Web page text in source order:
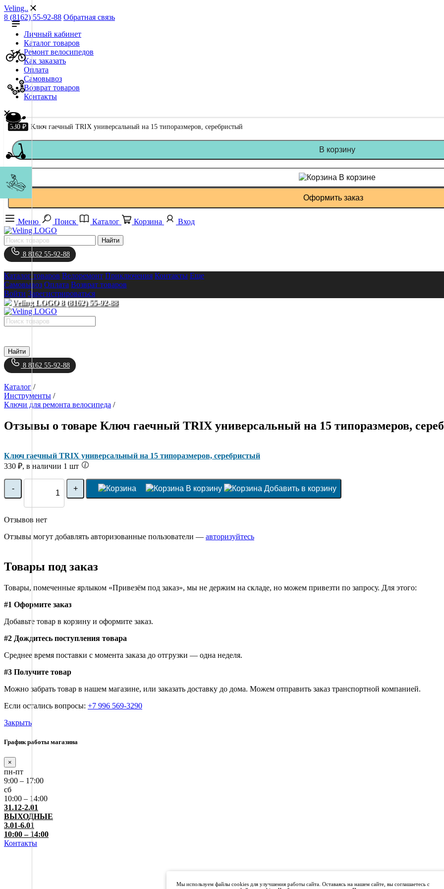
Veling..
8 (8162) 55-92-88 Обратная связь
Личный кабинет
Каталог товаров
Ремонт велосипедов
Как заказать
Оплата
Самовывоз
Возврат товаров
Контакты
330 ₽ Ключ гаечный TRIX универсальный на 15 типоразмеров, серебристый
В корзину
В корзине
Оформить заказ
Меню Поиск Каталог Корзина Вход
Найти
8 8162 55-92-88
Каталог товаров Велоремонт Приключения Контакты Еще
Самовывоз Оплата Возврат товаров
Войти Зарегистрироваться
8 (8162) 55-92-88
Найти
8 8162 55-92-88
Каталог /
Инструменты /
Ключи для ремонта велосипеда /
Отзывы о товаре Ключ гаечный TRIX универсальный на 15 типоразмеров,
Ключ гаечный TRIX универсальный на 15 типоразмеров, серебристый
330 ₽, в наличии 1 шт
- + В корзину Добавить в корзину
Отзывов нет
Отзывы могут добавлять авторизованные пользователи — авторизуйтесь
Товары под заказ
Товары, помеченные ярлыком «Привезём под заказ», мы не держим на складе, но можем привезти по запросу. Для этого:
#1 Оформите заказ
Добавьте товар в корзину и оформите заказ.
#2 Дождитесь поступления товара
Среднее время поставки с момента заказа до отгрузки — одна неделя.
#3 Получите товар
Можно забрать товар в нашем магазине, или заказать доставку до дома. Можем отправить заказ транспортной компанией.
Если остались вопросы: +7 996 569-3290
Закрыть
График работы магазина
×
пн-пт
9:00 – 17:00
сб
10:00 – 14:00
31.12-2.01
ВЫХОДНЫЕ
3.01-6.01
10:00 – 14:00
Контакты
Мы используем файлы cookies для улучшения работы сайта. Оставаясь на нашем сайте, вы соглашаетесь с